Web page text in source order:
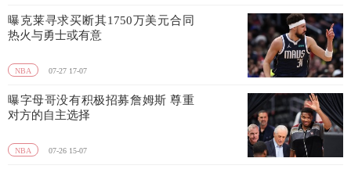
曝克莱寻求买断其1750万美元合同
热火与勇士或有意
NBA 07-27 17-07
曝字母哥没有积极招募詹姆斯 尊重
对方的自主选择
NBA 07-26 15-07